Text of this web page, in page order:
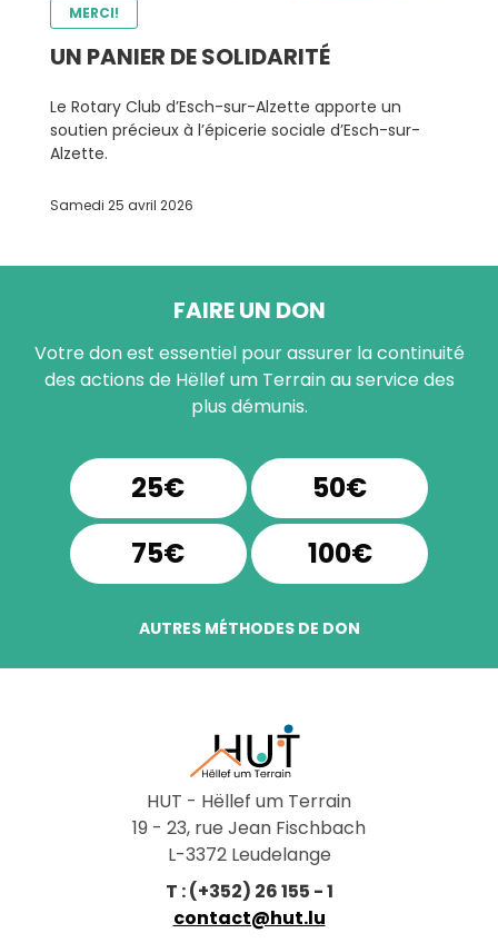
MERCI!
UN PANIER DE SOLIDARITÉ
Le Rotary Club d’Esch-sur-Alzette apporte un
soutien précieux à l’épicerie sociale d’Esch-sur-
Alzette.
Samedi 25 avril 2026
FAIRE UN DON
Votre don est essentiel pour assurer la continuité
des actions de Hëllef um Terrain au service des
plus démunis.
25€
50€
75€
100€
AUTRES MÉTHODES DE DON
HUT - Hëllef um Terrain
19 - 23, rue Jean Fischbach
L-3372 Leudelange
T : (+352) 26 155 - 1
contact@hut.lu